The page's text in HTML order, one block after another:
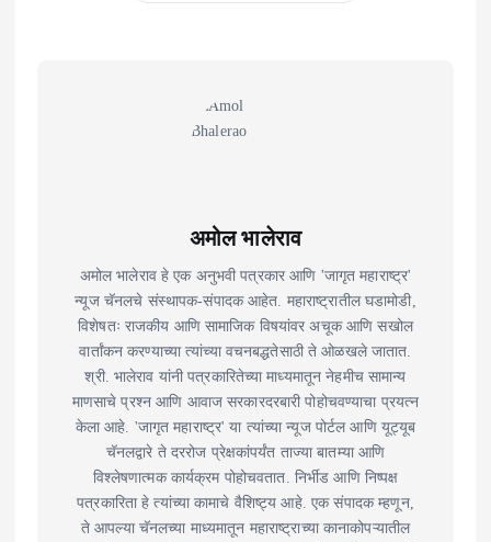
अमोल भालेराव
अमोल भालेराव हे एक अनुभवी पत्रकार आणि 'जागृत महाराष्ट्र'
न्यूज चॅनलचे संस्थापक-संपादक आहेत. महाराष्ट्रातील घडामोडी,
विशेषतः राजकीय आणि सामाजिक विषयांवर अचूक आणि सखोल
वार्तांकन करण्याच्या त्यांच्या वचनबद्धतेसाठी ते ओळखले जातात.
श्री. भालेराव यांनी पत्रकारितेच्या माध्यमातून नेहमीच सामान्य
माणसाचे प्रश्न आणि आवाज सरकारदरबारी पोहोचवण्याचा प्रयत्न
केला आहे. 'जागृत महाराष्ट्र' या त्यांच्या न्यूज पोर्टल आणि यूट्यूब
चॅनलद्वारे ते दररोज प्रेक्षकांपर्यंत ताज्या बातम्या आणि
विश्लेषणात्मक कार्यक्रम पोहोचवतात. निर्भीड आणि निष्पक्ष
पत्रकारिता हे त्यांच्या कामाचे वैशिष्ट्य आहे. एक संपादक म्हणून,
ते आपल्या चॅनलच्या माध्यमातून महाराष्ट्राच्या कानाकोपऱ्यातील